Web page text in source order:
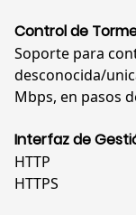
Control de
Soporte para
desconocida/
Mbps, en pasos
Interfaz de
HTTP
HTTPS